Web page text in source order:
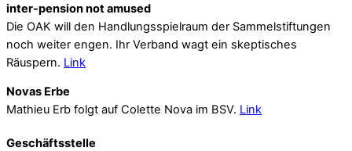
inter-pension not amused
Die OAK will den Handlungsspielraum der Sammelstiftungen
noch weiter engen. Ihr Verband wagt ein skeptisches
Räuspern. Link
Novas Erbe
Mathieu Erb folgt auf Colette Nova im BSV. Link
Geschäftsstelle